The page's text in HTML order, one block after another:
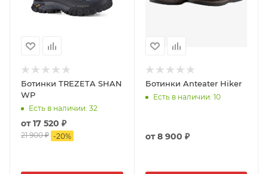
Ботинки TREZETA SHAN
WP
Есть в наличии: 32
от17 520 ₽
21 900 ₽ -20%
Ботинки Anteater Hiker
Есть в наличии: 10
от8 900 ₽